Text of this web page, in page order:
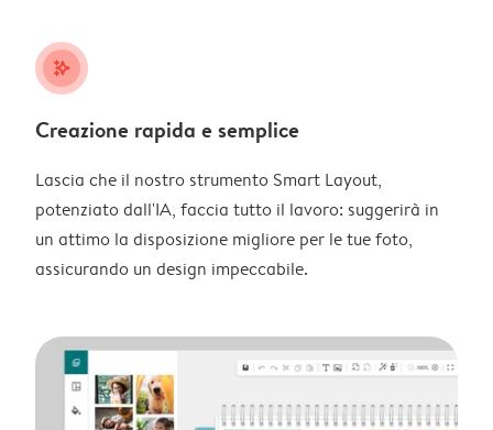
stars_plus
Creazione rapida e semplice
Lascia che il nostro strumento Smart Layout,
potenziato dall'IA, faccia tutto il lavoro: suggerirà in
un attimo la disposizione migliore per le tue foto,
assicurando un design impeccabile.